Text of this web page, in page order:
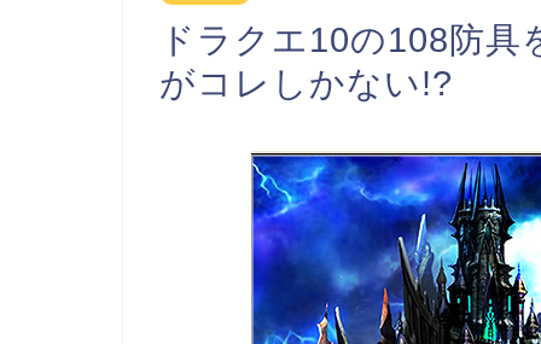
ドラクエ10の108防
がコレしかない!?